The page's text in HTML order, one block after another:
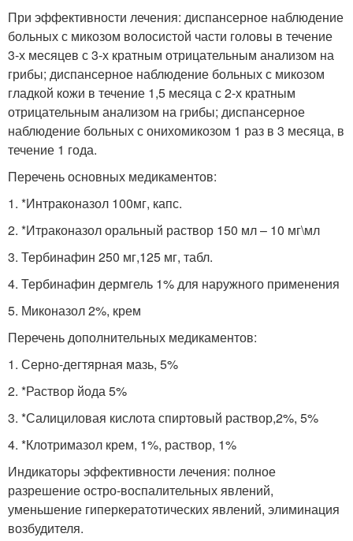
При эффективности лечения: диспансерное наблюдение
больных с микозом волосистой части головы в течение
3-х месяцев с 3-х кратным отрицательным анализом на
грибы; диспансерное наблюдение больных с микозом
гладкой кожи в течение 1,5 месяца с 2-х кратным
отрицательным анализом на грибы; диспансерное
наблюдение больных с онихомикозом 1 раз в 3 месяца, в
течение 1 года.
Перечень основных медикаментов:
1. *Интраконазол 100мг, капс.
2. *Итраконазол оральный раствор 150 мл – 10 мг\мл
3. Тербинафин 250 мг,125 мг, табл.
4. Тербинафин дермгель 1% для наружного применения
5. Миконазол 2%, крем
Перечень дополнительных медикаментов:
1. Серно-дегтярная мазь, 5%
2. *Раствор йода 5%
3. *Салициловая кислота спиртовый раствор,2%, 5%
4. *Клотримазол крем, 1%, раствор, 1%
Индикаторы эффективности лечения: полное
разрешение остро-воспалительных явлений,
уменьшение гиперкератотических явлений, элиминация
возбудителя.